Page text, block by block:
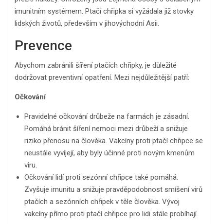
imunitním systémem. Ptačí chřipka si vyžádala již stovky
lidských životů, především v jihovýchodní Asii.
Prevence
Abychom zabránili šíření ptačích chřipky, je důležité
dodržovat preventivní opatření. Mezi nejdůležitější patří:
Očkování
Pravidelné očkování drůbeže na farmách je zásadní.
Pomáhá bránit šíření nemoci mezi drůbeží a snižuje
riziko přenosu na člověka. Vakcíny proti ptačí chřipce se
neustále vyvíjejí, aby byly účinné proti novým kmenům
viru.
Očkování lidí proti sezónní chřipce také pomáhá.
Zvyšuje imunitu a snižuje pravděpodobnost smíšení virů
ptačích a sezónních chřipek v těle člověka. Vývoj
vakcíny přímo proti ptačí chřipce pro lidi stále probíhají.